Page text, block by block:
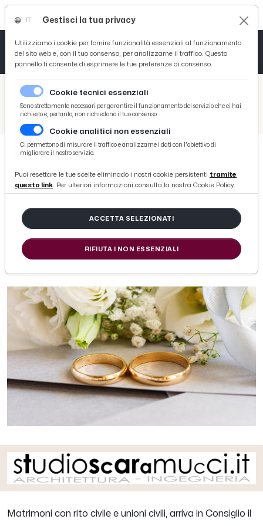
/ Picenotime
/ Comunicati Stampa
Grottammare: matrimoni e unioni civili, un regolamento in Consiglio
Grottammare: matrimoni e unioni
civili, un regolamento in Consiglio
martedì 28 marzo 2023
Matrimoni con rito civile e unioni civili, arriva in Consiglio il
Gestisci la tua privacy
Utilizziamo i cookie per fornire funzionalità essenziali al funzionamento
del sito web e, con il tuo consenso, per analizzarne il traffico. Questo
pannello ti consente di esprimere le tue preferenze di consenso.
Cookie tecnici essenziali
Sono strettamente necessari per garantire il funzionamento del servizio che ci hai
richiesto e, pertanto, non richiedono il tuo consenso.
Cookie analitici non essenziali
Ci permettono di misurare il traffico e analizzarne i dati con l'obiettivo di
migliorare il nostro servizio.
Puoi resettare le tue scelte eliminado i nostri cookie persistenti tramite
questo link. Per ulteriori informazioni consulta la nostra Cookie Policy.
ACCETTA SELEZIONATI
RIFIUTA I NON ESSENZIALI
Tutto News
Tutto Sport
Basket
Ciclismo
Tutto Curiosità